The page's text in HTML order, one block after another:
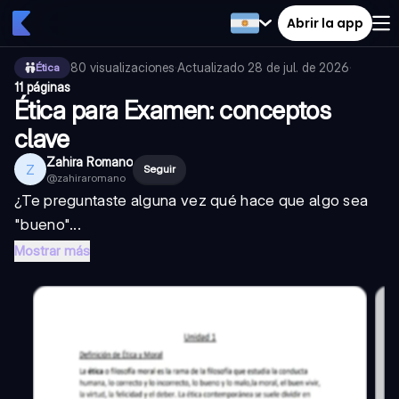
Abrir la app
Ética 80 visualizaciones·Actualizado 28 de jul. de 2026·
11 páginas
Ética para Examen: conceptos
clave
Z Zahira Romano
@zahiraromano
Seguir
¿Te preguntaste alguna vez qué hace que algo sea
"bueno"...
Mostrar más